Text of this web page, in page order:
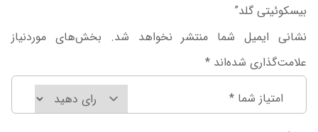
بیسکوئیتی گلد”
نشانی ایمیل شما منتشر نخواهد شد. بخش‌های موردنیاز
علامت‌گذاری شده‌اند *
امتیاز شما *